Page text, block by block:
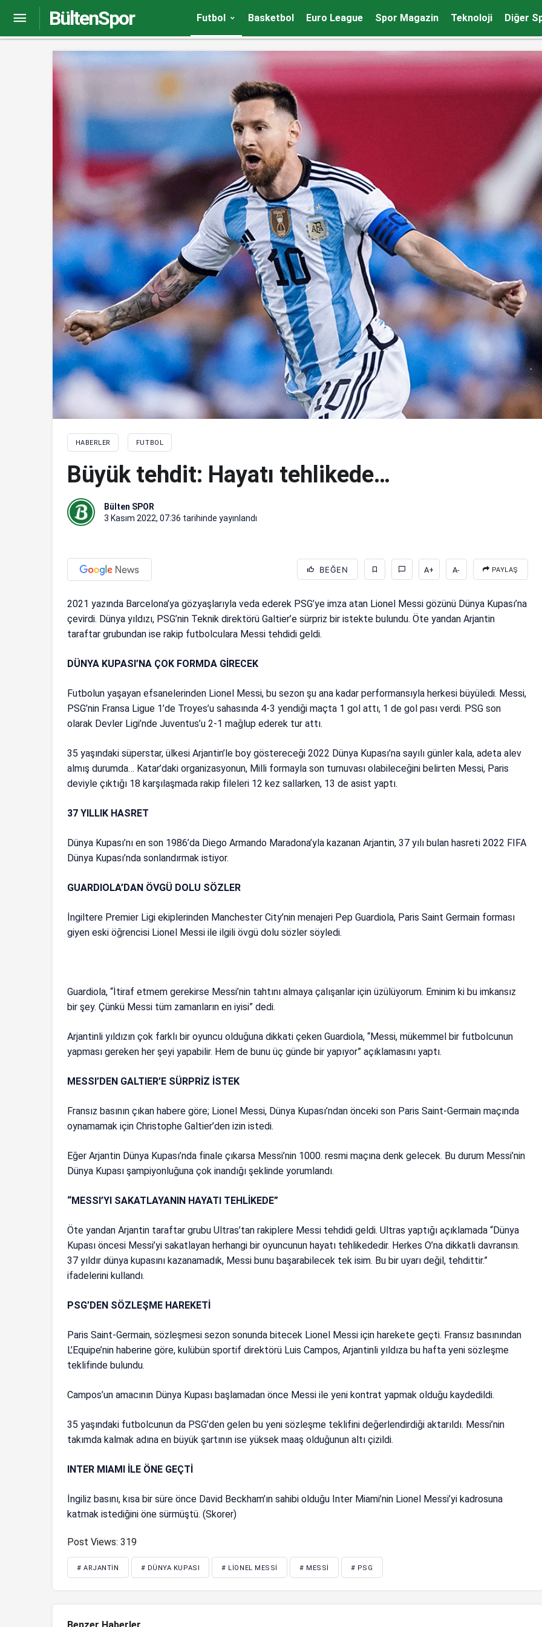
BültenSpor Futbol Basketbol Euro League Spor Magazin Teknoloji Diğer
HABERLER FUTBOL
Büyük tehdit: Hayatı tehlikede…
Bülten SPOR
3 Kasım 2022, 07:36 tarihinde yayınlandı
BEĞEN A+ A- PAYLAŞ
2021 yazında Barcelona’ya gözyaşlarıyla veda ederek PSG’ye imza atan Lionel Messi gözünü Dünya Kupası’na
çevirdi. Dünya yıldızı, PSG’nin Teknik direktörü Galtier’e sürpriz bir istekte bulundu. Öte yandan Arjantin
taraftar grubundan ise rakip futbolculara Messi tehdidi geldi.
DÜNYA KUPASI’NA ÇOK FORMDA GİRECEK
Futbolun yaşayan efsanelerinden Lionel Messi, bu sezon şu ana kadar performansıyla herkesi büyüledi. Messi,
PSG’nin Fransa Ligue 1’de Troyes’u sahasında 4-3 yendiği maçta 1 gol attı, 1 de gol pası verdi. PSG son
olarak Devler Ligi’nde Juventus’u 2-1 mağlup ederek tur attı.
35 yaşındaki süperstar, ülkesi Arjantin’le boy göstereceği 2022 Dünya Kupası’na sayılı günler kala, adeta alev
almış durumda… Katar’daki organizasyonun, Milli formayla son turnuvası olabileceğini belirten Messi, Paris
deviyle çıktığı 18 karşılaşmada rakip fileleri 12 kez sallarken, 13 de asist yaptı.
37 YILLIK HASRET
Dünya Kupası’nı en son 1986’da Diego Armando Maradona’yla kazanan Arjantin, 37 yılı bulan hasreti 2022 FIFA
Dünya Kupası’nda sonlandırmak istiyor.
GUARDIOLA’DAN ÖVGÜ DOLU SÖZLER
İngiltere Premier Ligi ekiplerinden Manchester City’nin menajeri Pep Guardiola, Paris Saint Germain forması
giyen eski öğrencisi Lionel Messi ile ilgili övgü dolu sözler söyledi.
Guardiola, “İtiraf etmem gerekirse Messi’nin tahtını almaya çalışanlar için üzülüyorum. Eminim ki bu imkansız
bir şey. Çünkü Messi tüm zamanların en iyisi” dedi.
Arjantinli yıldızın çok farklı bir oyuncu olduğuna dikkati çeken Guardiola, “Messi, mükemmel bir futbolcunun
yapması gereken her şeyi yapabilir. Hem de bunu üç günde bir yapıyor” açıklamasını yaptı.
MESSI’DEN GALTIER’E SÜRPRİZ İSTEK
Fransız basının çıkan habere göre; Lionel Messi, Dünya Kupası’ndan önceki son Paris Saint-Germain maçında
oynamamak için Christophe Galtier’den izin istedi.
Eğer Arjantin Dünya Kupası’nda finale çıkarsa Messi’nin 1000. resmi maçına denk gelecek. Bu durum Messi’nin
Dünya Kupası şampiyonluğuna çok inandığı şeklinde yorumlandı.
“MESSI’YI SAKATLAYANIN HAYATI TEHLİKEDE”
Öte yandan Arjantin taraftar grubu Ultras’tan rakiplere Messi tehdidi geldi. Ultras yaptığı açıklamada “Dünya
Kupası öncesi Messi’yi sakatlayan herhangi bir oyuncunun hayatı tehlikededir. Herkes O’na dikkatli davransın.
37 yıldır dünya kupasını kazanamadık, Messi bunu başarabilecek tek isim. Bu bir uyarı değil, tehdittir.”
ifadelerini kullandı.
PSG’DEN SÖZLEŞME HAREKETİ
Paris Saint-Germain, sözleşmesi sezon sonunda bitecek Lionel Messi için harekete geçti. Fransız basınından
L’Equipe’nin haberine göre, kulübün sportif direktörü Luis Campos, Arjantinli yıldıza bu hafta yeni sözleşme
teklifinde bulundu.
Campos’un amacının Dünya Kupası başlamadan önce Messi ile yeni kontrat yapmak olduğu kaydedildi.
35 yaşındaki futbolcunun da PSG’den gelen bu yeni sözleşme teklifini değerlendirdiği aktarıldı. Messi’nin
takımda kalmak adına en büyük şartının ise yüksek maaş olduğunun altı çizildi.
INTER MIAMI İLE ÖNE GEÇTİ
İngiliz basını, kısa bir süre önce David Beckham’ın sahibi olduğu Inter Miami’nin Lionel Messi’yi kadrosuna
katmak istediğini öne sürmüştü. (Skorer)
Post Views: 319
# ARJANTIN # DÜNYA KUPASI # LIONEL MESSI # MESSI # PSG
Benzer Haberler
İngiltere’de gündem Halil Dervişoğlu: 90+10’da ipten aldı